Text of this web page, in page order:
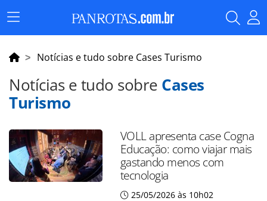
Menu
Principal
Notícias e tudo sobre Cases Turismo
Notícias e tudo sobre Cases
Turismo
VOLL apresenta case Cogna
Educação: como viajar mais
gastando menos com
tecnologia
25/05/2026 às 10h02